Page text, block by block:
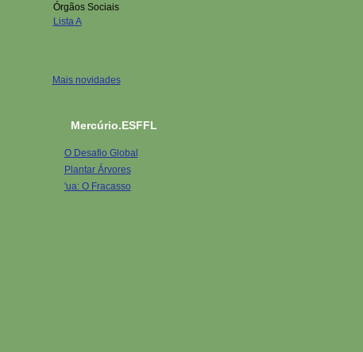
Órgãos Sociais
Lista A
Mais novidades
Mercúrio.ESFFL
O Desafio Global
Plantar Árvores
'ua: O Fracasso